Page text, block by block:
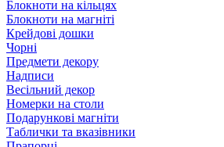
Блокноти на кільцях
Блокноти на магніті
Крейдові дошки
Чорні
Предмети декору
Надписи
Весільний декор
Номерки на столи
Подарункові магніти
Таблички та вказівники